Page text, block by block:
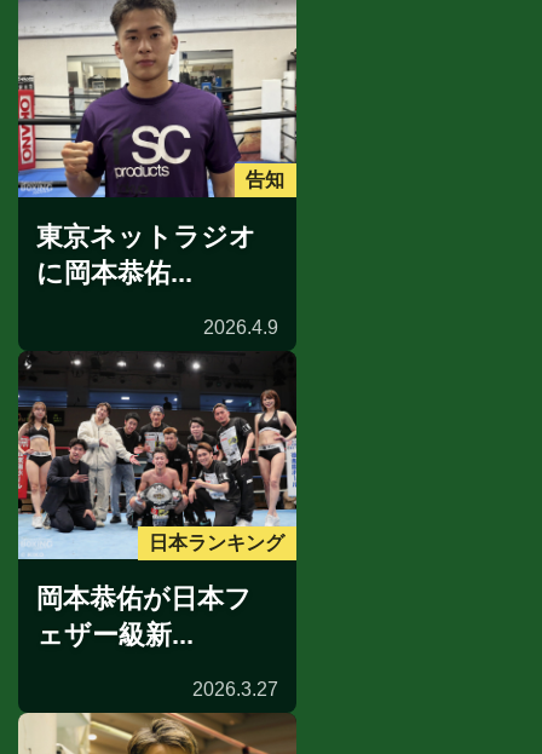
告知
東京ネットラジオ
に岡本恭佑...
2026.4.9
日本ランキング
岡本恭佑が日本フ
ェザー級新...
2026.3.27